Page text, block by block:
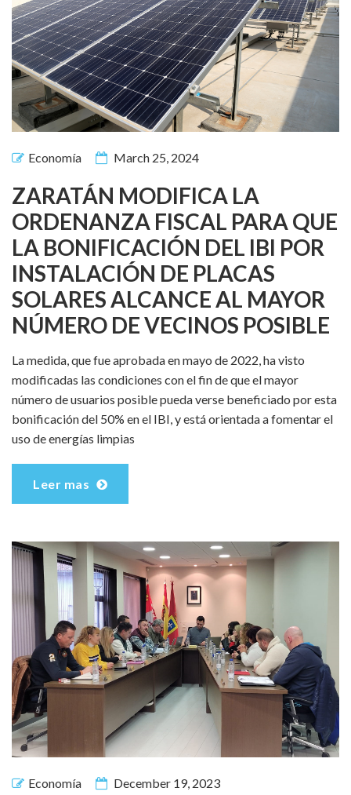
Economía March 25, 2024
ZARATÁN MODIFICA LA
ORDENANZA FISCAL PARA QUE
LA BONIFICACIÓN DEL IBI POR
INSTALACIÓN DE PLACAS
SOLARES ALCANCE AL MAYOR
NÚMERO DE VECINOS POSIBLE
La medida, que fue aprobada en mayo de 2022, ha visto
modificadas las condiciones con el fin de que el mayor
número de usuarios posible pueda verse beneficiado por esta
bonificación del 50% en el IBI, y está orientada a fomentar el
uso de energías limpias
Leer mas
Economía December 19, 2023